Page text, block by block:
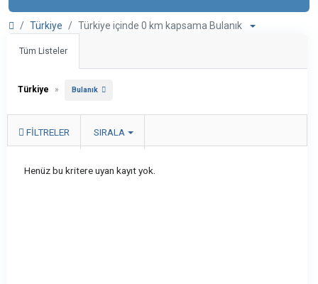
Türkiye Türkiye içinde 0 km kapsama Bulanık
Tüm Listeler
Türkiye » Bulanık
FILTRELER SIRALA
Henüz bu kritere uyan kayıt yok.